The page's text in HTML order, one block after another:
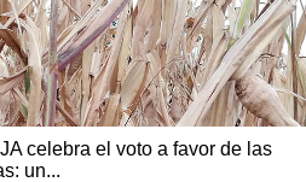
celebra el voto a favor de las
un...